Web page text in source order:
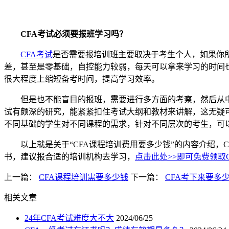
CFA考试必须要报班学习吗？
CFA考试是否需要报培训班主要取决于考生个人，如果
差，甚至是零基础，自控能力较弱，每天可以拿来学习的时
很大程度上缩短备考时间，提高学习效率。
但是也不能盲目的报班，需要进行多方面的考察，然后从
试有颇深的研究，能紧紧扣住考试大纲和教材来讲解，这无
不同基础的学生对不同课程的需求，针对不同层次的考生，
以上就是关于“CFA课程培训费用要多少钱”的内容介绍，
书，建议报合适的培训机构去学习，
点击此处>>即可免费领
上一篇： CFA课程培训需要多少钱 下一篇： CFA考下来要多
相关文章
24年CFA考试难度大不大 2024/06/25